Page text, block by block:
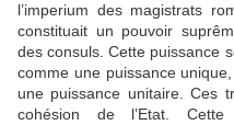
l’imperium des magistrats
constituait un pouvoir
des consuls. Cette puissance
comme une puissance
une puissance unitaire. Ces
cohésion de l’Etat. Cette